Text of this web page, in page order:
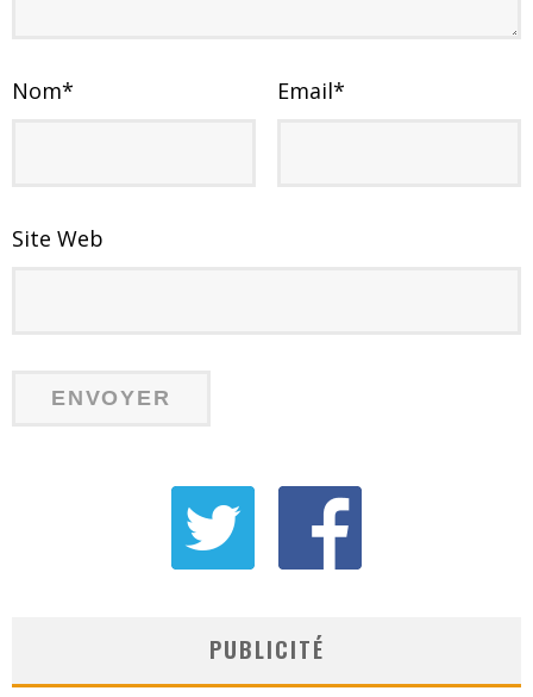
Nom* Email*
Site Web
PUBLICITÉ